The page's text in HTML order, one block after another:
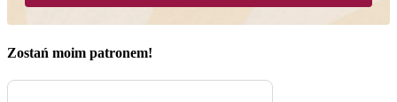
Zostań moim patronem!